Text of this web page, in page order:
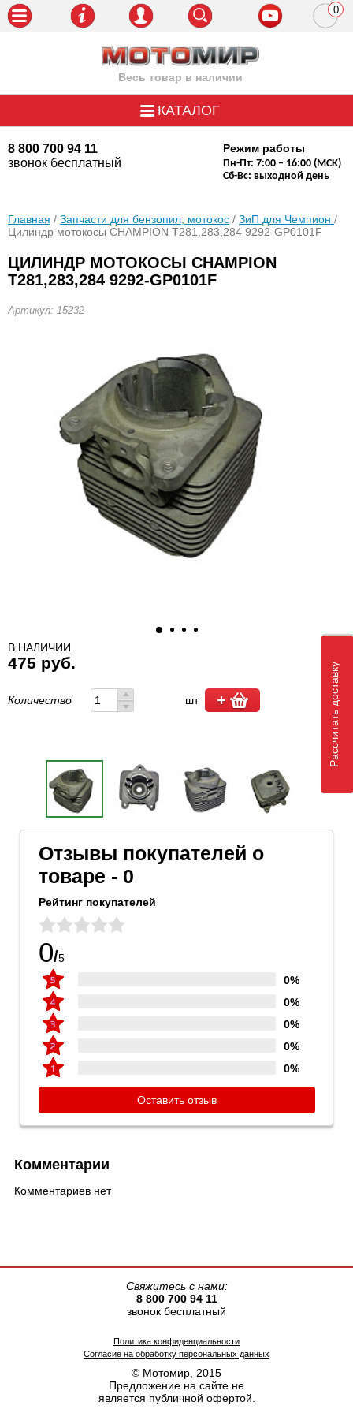
Весь товар в наличии
8 800 700 94 11
звонок бесплатный
Режим работы
Пн-Пт: 7:00 – 16:00 (МСК)
Сб-Вс: выходной день
0
КАТАЛОГ
Главная / Запчасти для бензопил, мотокос / ЗиП для Чемпион /
Цилиндр мотокосы CHAMPION Т281,283,284 9292-GP0101F
ЦИЛИНДР МОТОКОСЫ CHAMPION
Т281,283,284 9292-GP0101F
Артикул: 15232
В НАЛИЧИИ
475 руб.
Количество шт
Отзывы покупателей о
товаре - 0
Рейтинг покупателей
0/5
0%
0%
0%
0%
0%
Оставить отзыв
Комментарии
Комментариев нет
© Мотомир, 2015
Предложение на сайте не
является публичной офертой.
Политика конфиденциальности
Согласие на обработку персональных данных
Свяжитесь с нами:
8 800 700 94 11
звонок бесплатный
Рассчитать доставку